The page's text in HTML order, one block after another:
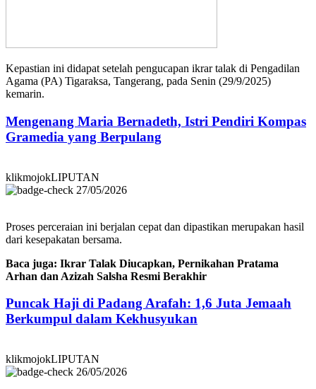
Kepastian ini didapat setelah pengucapan ikrar talak di Pengadilan
Agama (PA) Tigaraksa, Tangerang, pada Senin (29/9/2025)
kemarin.
Mengenang Maria Bernadeth, Istri Pendiri Kompas
Gramedia yang Berpulang
klikmojokLIPUTAN
27/05/2026
Proses perceraian ini berjalan cepat dan dipastikan merupakan hasil
dari kesepakatan bersama.
Baca juga: Ikrar Talak Diucapkan, Pernikahan Pratama
Arhan dan Azizah Salsha Resmi Berakhir
Puncak Haji di Padang Arafah: 1,6 Juta Jemaah
Berkumpul dalam Kekhusyukan
klikmojokLIPUTAN
26/05/2026